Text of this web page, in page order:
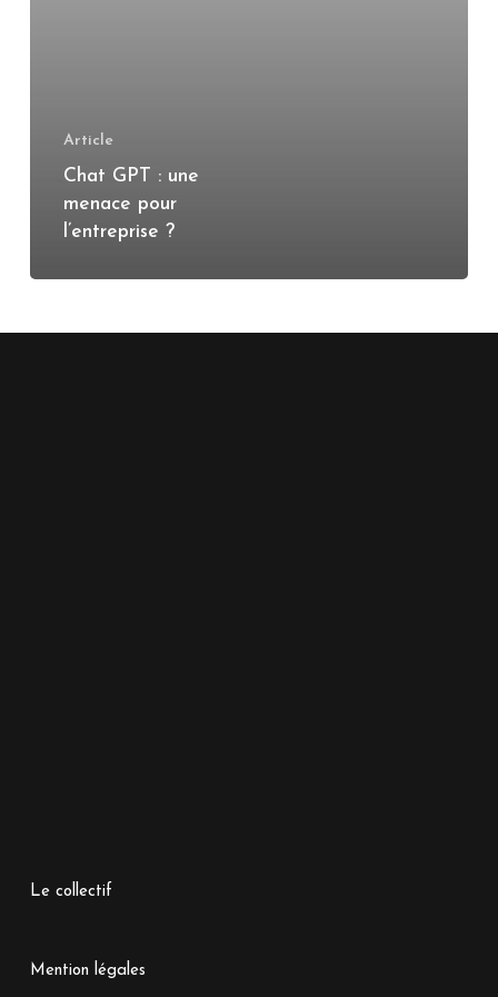
Article
Chat GPT : une
menace pour
l’entreprise ?
Le collectif
Mention légales